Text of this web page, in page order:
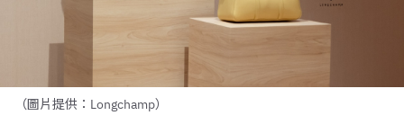
（圖片提供：Longchamp）